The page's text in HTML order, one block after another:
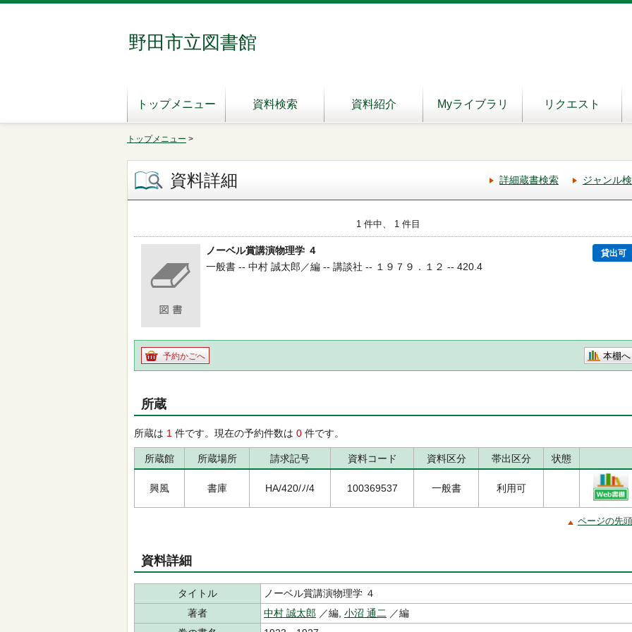
野田市立図書館
トップメニュー 資料検索 資料紹介 Myライブラリ リクエスト
トップメニュー >
資料詳細 詳細蔵書検索 ジャンル
1 件中、 1 件目
ノーベル賞講演物理学 ４ 貸出可
一般書 -- 中村 誠太郎／編 -- 講談社 -- １９７９．１２ -- 420.4
予約かごへ 本棚へ
所蔵
所蔵は 1 件です。現在の予約件数は 0 件です。
所蔵館 所蔵場所 請求記号 資料コード 資料区分 帯出区分 状態
興風 書庫 HA/420/ﾉ/4 100369537 一般書 利用可
ページの先
資料詳細
タイトル
ノーベル賞講演物理学 ４
著者
中村 誠太郎 ／編, 小沼 通二 ／編